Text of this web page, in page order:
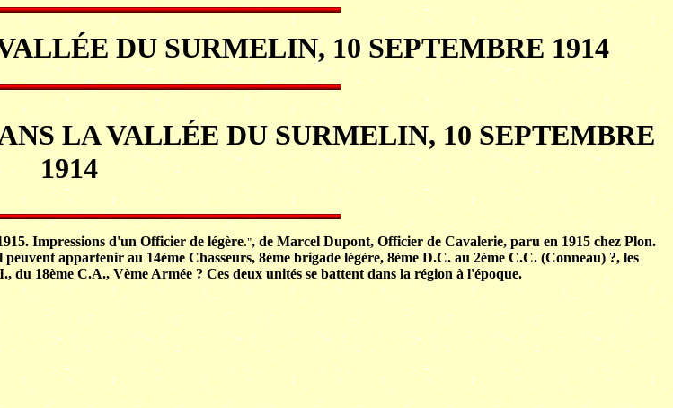
DU SURMELIN, 10 SEPTEMBRE 1914
LA VALLÉE DU SURMELIN, 10 SEPTEMBRE
1914
. Impressions d'un Officier de légère.", de Marcel Dupont, Officier de Cavalerie, paru en 1915 chez Plon.
appartenir au 14ème Chasseurs, 8ème brigade légère, 8ème D.C. au 2ème C.C. (Conneau) ?, les
18ème C.A., Vème Armée ? Ces deux unités se battent dans la région à l'époque.